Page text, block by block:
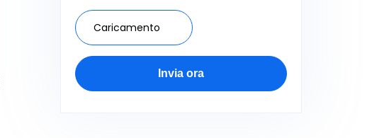
Caricamento
Invia ora